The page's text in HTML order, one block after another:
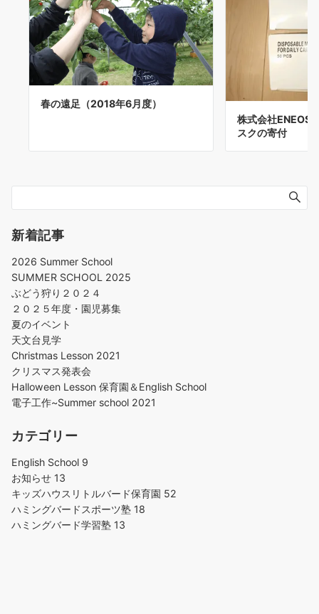
春の遠足（2018年6月度）
株式会社ENEOS
スクの寄付
新着記事
2026 Summer School
SUMMER SCHOOL 2025
ぶどう狩り２０２４
２０２５年度・園児募集
夏のイベント
天文台見学
Christmas Lesson 2021
クリスマス発表会
Halloween Lesson 保育園＆English School
電子工作~Summer school 2021
カテゴリー
English School 9
お知らせ 13
キッズハウスリトルバード保育園 52
ハミングバードスポーツ塾 18
ハミングバード学習塾 13